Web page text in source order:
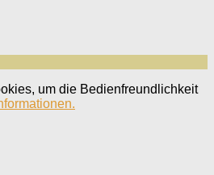
um die Bedienfreundlichkeit